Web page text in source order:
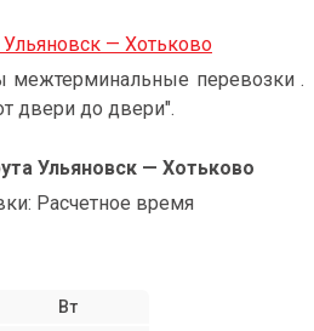
— Хотьково
межтерминальные перевозки .
двери до двери".
Ульяновск — Хотьково
Расчетное время
Вт